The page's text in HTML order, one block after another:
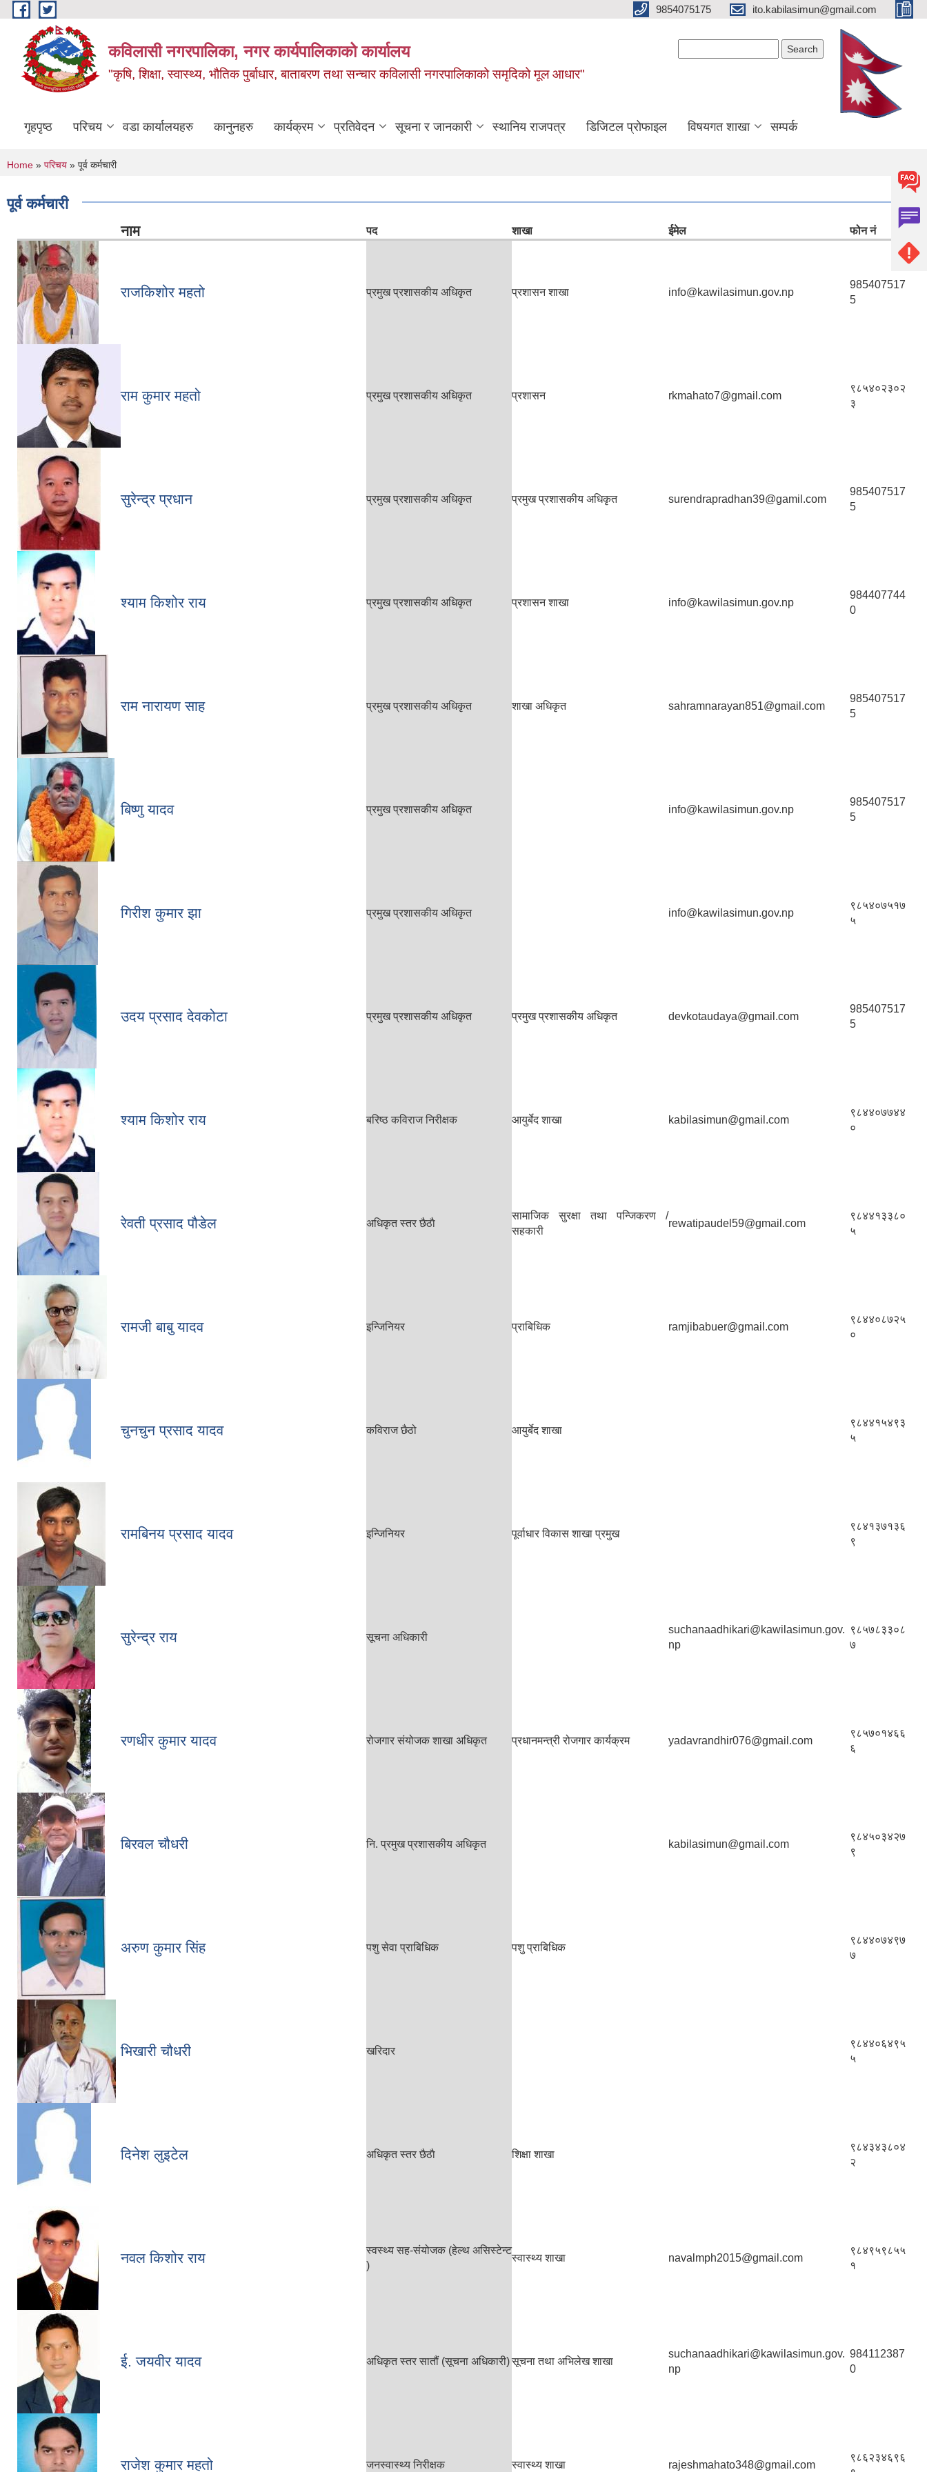
Skip to main content 9854075175 ito.kabilasimun@gmail.com
कविलासी नगरपालिका, नगर कार्यपालिकाको कार्यालय
"कृषि, शिक्षा, स्वास्थ्य, भौतिक पुर्बाधार, बाताबरण तथा सन्चार कविलासी नगरपालिकाको समृदिको मूल आधार"
गृहपृष्ठ परिचय वडा कार्यालयहरु कानुनहरु कार्यक्रम प्रतिवेदन सूचना र जानकारी स्थानिय राजपत्र डिजिटल प्रोफाइल विषयगत शाखा सम्पर्क
You are here
Home » परिचय » पूर्व कर्मचारी
पूर्व कर्मचारी
नाम पद शाखा ईमेल फोन नं
राजकिशोर महतो प्रमुख प्रशासकीय अधिकृत प्रशासन शाखा info@kawilasimun.gov.np
985407517
5
राम कुमार महतो प्रमुख प्रशासकीय अधिकृत प्रशासन rkmahato7@gmail.com
९८५४०२३०२
३
सुरेन्द्र प्रधान प्रमुख प्रशासकीय अधिकृत प्रमुख प्रशासकीय अधिकृत surendrapradhan39@gamil.com
985407517
5
श्याम किशोर राय प्रमुख प्रशासकीय अधिकृत प्रशासन शाखा info@kawilasimun.gov.np
984407744
0
राम नारायण साह प्रमुख प्रशासकीय अधिकृत शाखा अधिकृत sahramnarayan851@gmail.com
985407517
5
बिष्णु यादव प्रमुख प्रशासकीय अधिकृत info@kawilasimun.gov.np
985407517
5
गिरीश कुमार झा प्रमुख प्रशासकीय अधिकृत info@kawilasimun.gov.np
९८५४०७५१७
५
उदय प्रसाद देवकोटा प्रमुख प्रशासकीय अधिकृत प्रमुख प्रशासकीय अधिकृत devkotaudaya@gmail.com
985407517
5
श्याम किशोर राय बरिष्ठ कविराज निरीक्षक आयुर्बेद शाखा kabilasimun@gmail.com
९८४४०७७४४
०
रेवती प्रसाद पौडेल अधिकृत स्तर छैठाै
सामाजिक सुरक्षा तथा पन्जिकरण /
सहकारी
rewatipaudel59@gmail.com
९८४४१३३८०
५
रामजी बाबु यादव इन्जिनियर प्राबिधिक ramjibabuer@gmail.com
९८४४०८७२५
०
चुनचुन प्रसाद यादव कविराज छैठो आयुर्बेद शाखा
९८४४१५४९३
५
रामबिनय प्रसाद यादव इन्जिनियर पूर्वाधार विकास शाखा प्रमुख
९८४१३७१३६
९
सुरेन्द्र राय सूचना अधिकारी
suchanaadhikari@kawilasimun.gov.
np
९८५७८३३०८
७
रणधीर कुमार यादव रोजगार संयोजक शाखा अधिकृत प्रधानमन्त्री रोजगार कार्यक्रम yadavrandhir076@gmail.com
९८५७०१४६६
६
बिरवल चौधरी नि. प्रमुख प्रशासकीय अधिकृत kabilasimun@gmail.com
९८४५०३४२७
९
अरुण कुमार सिंह पशु सेवा प्राबिधिक पशु प्राबिधिक
९८४४०७४९७
७
भिखारी चौधरी खरिदार
९८४४०६४९५
५
दिनेश लुइटेल अधिकृत स्तर छैठाै शिक्षा शाखा
९८४३४३८०४
२
नवल किशोर राय
स्वस्थ्य सह-संयोजक (हेल्थ असिस्टेन्ट
)
स्वास्थ्य शाखा navalmph2015@gmail.com
९८४९५९८५५
१
ई. जयवीर यादव अधिकृत स्तर सातौं (सूचना अधिकारी)सूचना तथा अभिलेख शाखा
suchanaadhikari@kawilasimun.gov.
np
984112387
0
राजेश कुमार महतो जनस्वास्थ्य निरीक्षक स्वास्थ्य शाखा rajeshmahato348@gmail.com
९८६२३४६९६